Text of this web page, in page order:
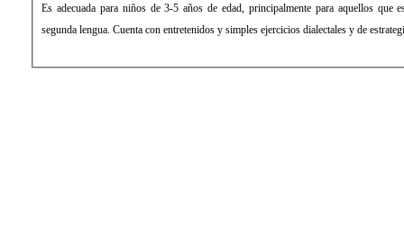
Es adecuada para niños de 3-5 años de edad, principalmente para aquellos que
segunda lengua. Cuenta con entretenidos y simples ejercicios dialectales y de